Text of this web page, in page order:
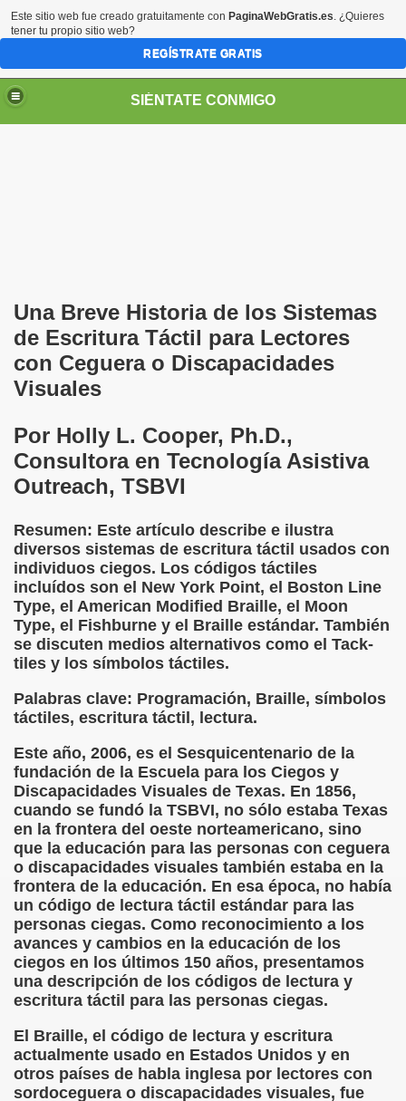
SIÉNTATE CONMIGO
Una Breve Historia de los Sistemas
de Escritura Táctil para Lectores
con Ceguera o Discapacidades
Visuales
Por Holly L. Cooper, Ph.D.,
Consultora en Tecnología Asistiva
Outreach, TSBVI
Resumen: Este artículo describe e ilustra
diversos sistemas de escritura táctil usados con
individuos ciegos. Los códigos táctiles
incluídos son el New York Point, el Boston Line
Type, el American Modified Braille, el Moon
Type, el Fishburne y el Braille estándar. También
se discuten medios alternativos como el Tack-
tiles y los símbolos táctiles.
Palabras clave: Programación, Braille, símbolos
táctiles, escritura táctil, lectura.
Este año, 2006, es el Sesquicentenario de la
fundación de la Escuela para los Ciegos y
Discapacidades Visuales de Texas. En 1856,
cuando se fundó la TSBVI, no sólo estaba Texas
en la frontera del oeste norteamericano, sino
que la educación para las personas con ceguera
o discapacidades visuales también estaba en la
frontera de la educación. En esa época, no había
un código de lectura táctil estándar para las
personas ciegas. Como reconocimiento a los
avances y cambios en la educación de los
ciegos en los últimos 150 años, presentamos
una descripción de los códigos de lectura y
escritura táctil para las personas ciegas.
El Braille, el código de lectura y escritura
actualmente usado en Estados Unidos y en
otros países de habla inglesa por lectores con
sordoceguera o discapacidades visuales, fue
(Pedro Zurita)
(grup d'Afiliats CRE ONCE Barcelona, Català y
los Ciegos (Pablo Madrid Herruzo)
Bejarano)
(Juan José Miñana)
a Charles Barbier (Pablo Madrid Herruzo)
(Pedro Zurita)
Sus Precios (Pedro Zurita)
de l'Adolescència en Nois-es Cecs i Deficients
a Desarrollar CRE Joan Amades ONCE, 1990 (Miquel
en Peligro de Extinción (Eutiquio Cabrerizo)
Todos (Pedro Zurita)
Borrás)
Social, Córdoba 03-03-09 (Pedro A. Zurita)
de Sor Sacramento)
Elissalde)
1ª Escuela de Ciegos Que Hubo en España (Jesús
(Francisco Javier Bernal García)
Este sitio web fue creado gratuitamente con PaginaWebGratis.es. ¿Quieres
tener tu propio sitio web?
REGÍSTRATE GRATIS